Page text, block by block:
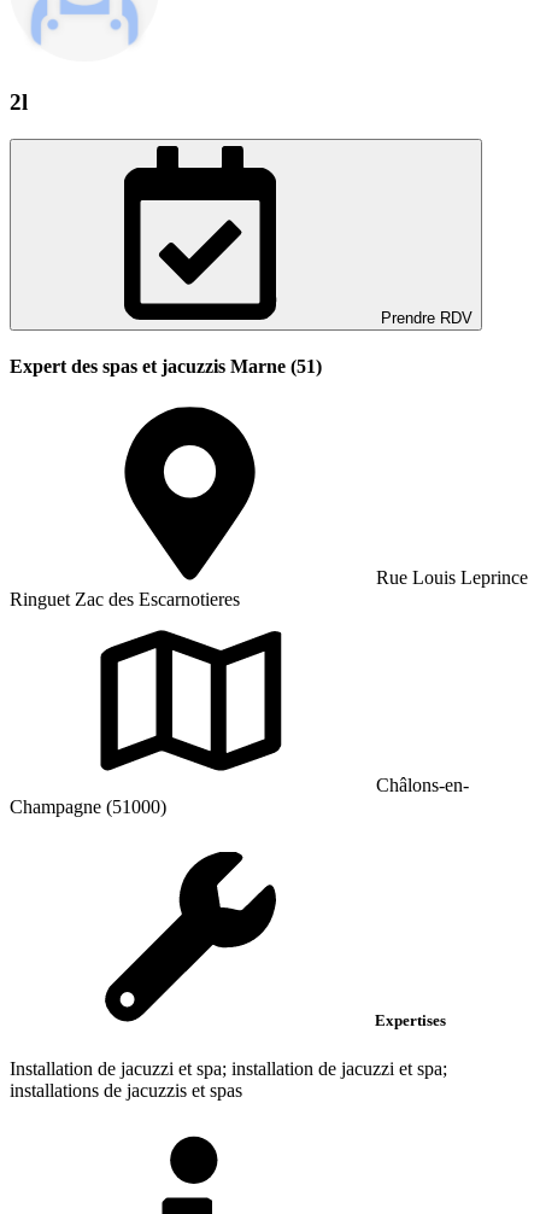
2l
Prendre RDV
Expert des spas et jacuzzis Marne (51)
Rue Louis Leprince
Ringuet Zac des Escarnotieres
Châlons-en-
Champagne (51000)
Expertises
Installation de jacuzzi et spa; installation de jacuzzi et spa;
installations de jacuzzis et spas